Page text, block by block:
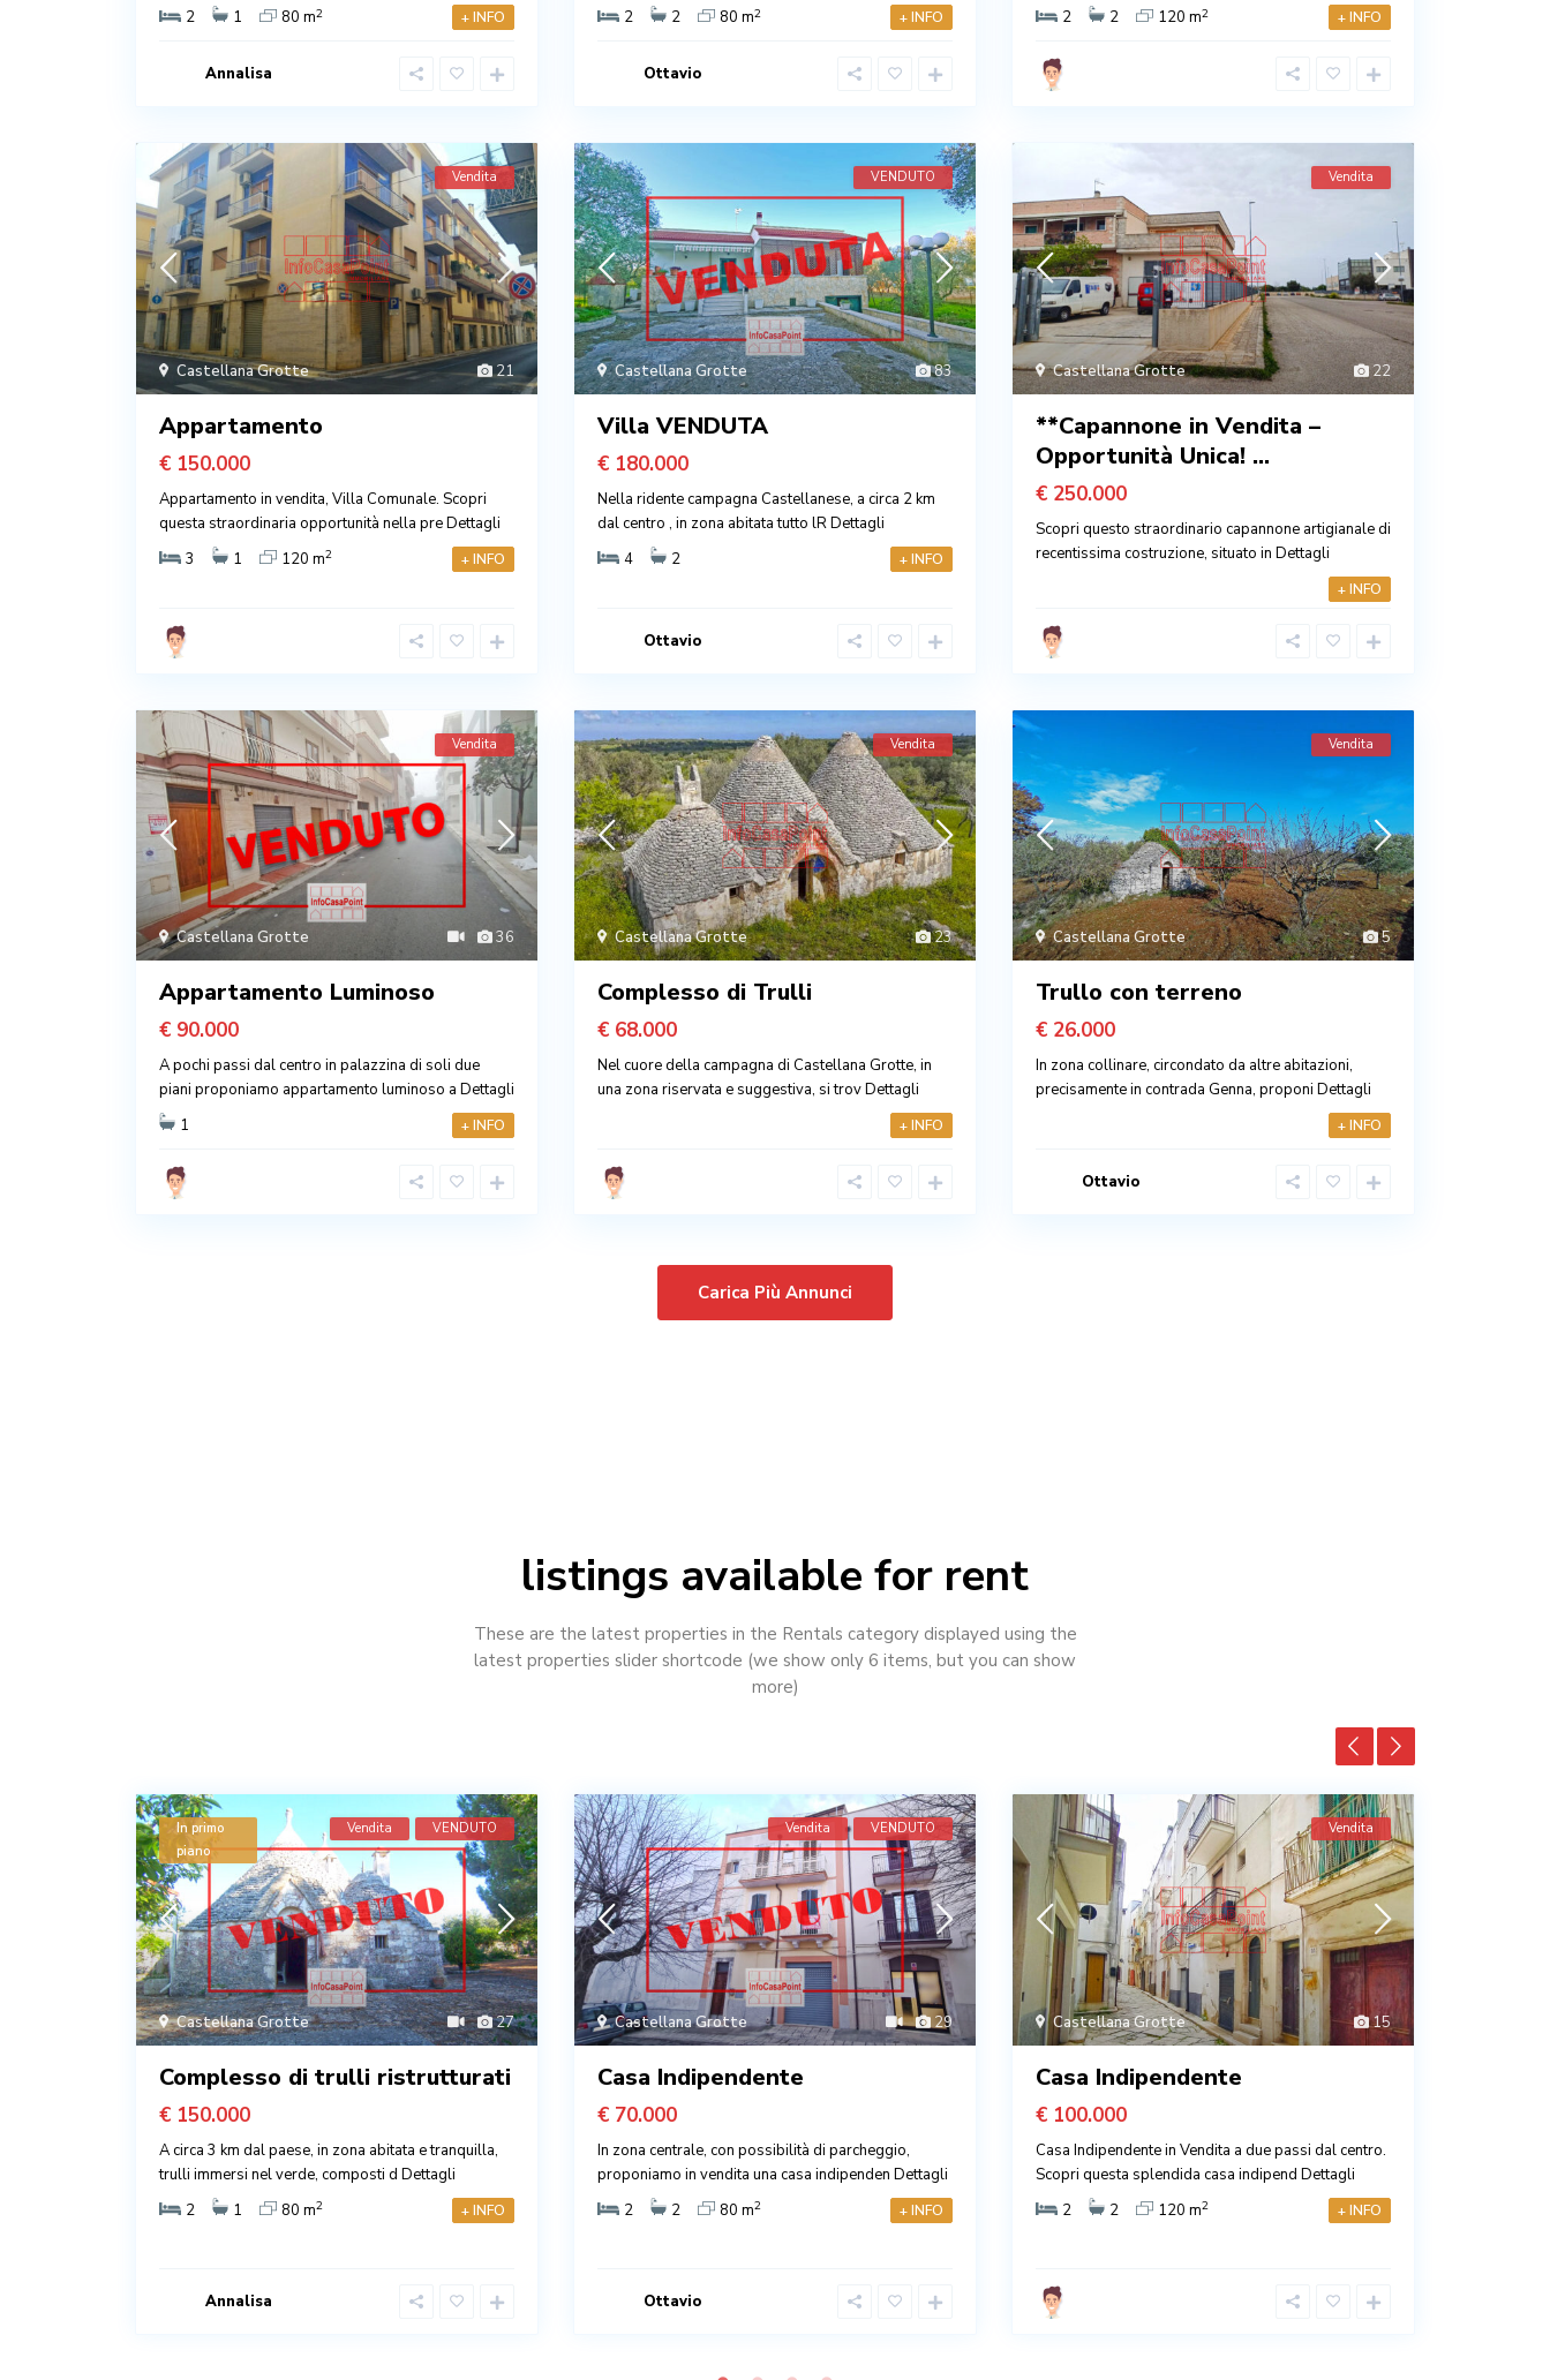
2
1 80 m2 + INFO
Annalisa
2
2 80 m2 + INFO
Ottavio
2
2 120 m2 + INFO
21
Castellana Grotte
Vendita
Appartamento
€ 150.000
Appartamento in vendita, Villa Comunale. Scopri
questa straordinaria opportunità nella preDettagli
3
1 120 m2 + INFO
83
Castellana Grotte
VENDUTO
Villa VENDUTA
€ 180.000
Nella ridente campagna Castellanese, a circa 2 km
dal centro , in zona abitata tutto lRDettagli
4
2 + INFO
Ottavio
22
Castellana Grotte
Vendita
**Capannone in Vendita –
Opportunità Unica! ...
€ 250.000
Scopri questo straordinario capannone artigianale di
recentissima costruzione, situato in Dettagli
+ INFO
36
Castellana Grotte
Vendita
Appartamento Luminoso
€ 90.000
A pochi passi dal centro in palazzina di soli due
piani proponiamo appartamento luminoso a Dettagli
1
+ INFO
23
Castellana Grotte
Vendita
Complesso di Trulli
€ 68.000
Nel cuore della campagna di Castellana Grotte, in
una zona riservata e suggestiva, si trovDettagli
+ INFO
5
Castellana Grotte
Vendita
Trullo con terreno
€ 26.000
In zona collinare, circondato da altre abitazioni,
precisamente in contrada Genna, proponi Dettagli
+ INFO
Ottavio
Carica Più Annunci
listings available for rent
These are the latest properties in the Rentals category displayed using the
latest properties slider shortcode (we show only 6 items, but you can show
more)
27
Castellana Grotte
In primo
piano
Vendita VENDUTO
Complesso di trulli ristrutturati
€ 150.000
A circa 3 km dal paese, in zona abitata e tranquilla,
trulli immersi nel verde, composti d Dettagli
2
1 80 m2 + INFO
Annalisa
29
Castellana Grotte
Vendita VENDUTO
Casa Indipendente
€ 70.000
In zona centrale, con possibilità di parcheggio,
proponiamo in vendita una casa indipenden Dettagli
2
2 80 m2 + INFO
Ottavio
15
Castellana Grotte
Vendita
Casa Indipendente
€ 100.000
Casa Indipendente in Vendita a due passi dal centro.
Scopri questa splendida casa indipend Dettagli
2
2 120 m2 + INFO